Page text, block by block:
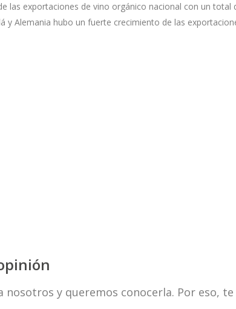
las exportaciones de vino orgánico nacional con un total
y Alemania hubo un fuerte crecimiento de las
nosotros y queremos conocerla. Por eso,